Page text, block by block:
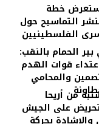
خطة
التماسيح حول
الفلسطينيين
الحمام بالنقب:
قوات الهدم
والمحامي
من أريحا
على الجيش